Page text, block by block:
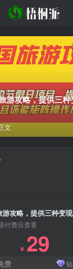
游攻略，提供三
文
付费后查看
￥ 29
费